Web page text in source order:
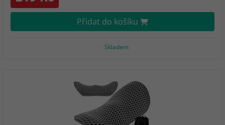
Přidat do košíku
Skladem